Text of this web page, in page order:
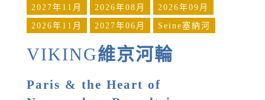
2027年11月
2026年08月
2026年09月
2026年11月
2027年06月 Seine塞納河
VIKING維京河輪
Paris & the Heart of